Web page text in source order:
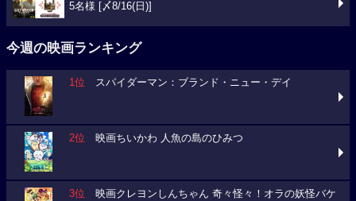
5名様 [〆8/16(日)]
今週の映画ランキング
1位 スパイダーマン：ブランド・ニュー・デイ
2位 映画ちいかわ 人魚の島のひみつ
3位 映画クレヨンしんちゃん 奇々怪々！オラの妖怪バケ